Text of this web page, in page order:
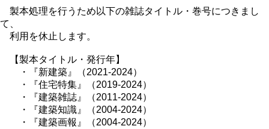
製本処理を行うため以下の雑誌タイトル・巻号につきまし
て、
利用を休止します。
【製本タイトル・発行年】
・『新建築』（2021-2024）
・『住宅特集』（2019-2024）
・『建築雑誌』（2011-2024）
・『建築知識』（2004-2024）
・『建築画報』（2004-2024）